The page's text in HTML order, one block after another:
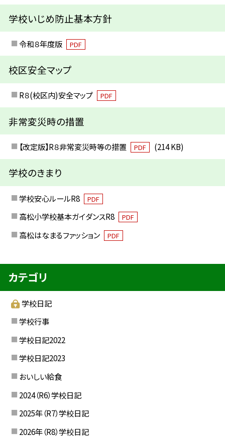
学校いじめ防止基本方針
令和８年度版 PDF
校区安全マップ
R８(校区内)安全マップ PDF
非常変災時の措置
【改定版】R８非常変災時等の措置 PDF (214 KB)
学校のきまり
学校安心ルールR8 PDF
高松小学校基本ガイダンスR8 PDF
高松はなまるファッション PDF
カテゴリ
学校日記
学校行事
学校日記2022
学校日記2023
おいしい給食
2024（R6）学校日記
2025年（R7）学校日記
2026年（R8）学校日記